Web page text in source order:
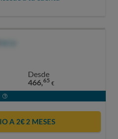
Desde
466,65 €
A 2€ 2 MESES